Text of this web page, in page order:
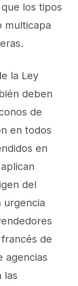
los tipos
multicapa
la Ley
deben
de
en todos
en
del
urgencia
de
agencias
las